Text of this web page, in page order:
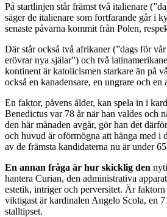
På startlinjen står främst två italienare
säger de italienare som fortfarande går i
senaste påvarna kommit från Polen,
Där står också två afrikaner (”dags för
erövrar nya själar”) och två
kontinent är katolicismen starkare än på
också en kanadensare, en ungrare och en
En faktor, påvens ålder, kan spela in i
Benedictus var 78 år när han valdes och
den här månaden avgår, gör han det
och huvud är oförmögna att hänga med i
av de främsta kandidaterna nu är under
En annan fråga är hur skicklig den
hantera Curian, den administrativa
estetik, intriger och perversitet. Är faktorn
viktigast är kardinalen Angelo Scola, en
stalltipset.